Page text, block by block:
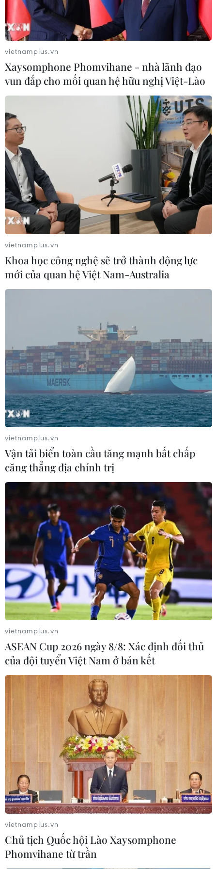
phố sẽ liên kết, kết nối các sàn
thương mại điện tử địa phương
với nhau và với sàn thương mại
điện tử phổ biến.
Kết nối dữ liệu chống thất
thu thuế trong hoạt động
thương mại điện tử
Nhằm đẩy mạnh kết nối phục vụ
phát triển thương mại điện tử, Bộ
trưởng Bộ Tài chính yêu cầu các
Bộ, ngành tập trung đẩy mạnh về
dữ liệu; cụ thể dữ liệu phải bảo
mật, an toàn, “đúng, đủ, sạch,
sống.”
(TTXVN/Vietnam+)
#doanh nghiệp Việt
#người tiêu dùng
#sàn thương mại điện tử
#logistics TP. Hà Nội
Theo dõi VietnamPlus
TIN LIÊN QUAN
Nâng cao chất lượng nguồn nhân lực về
Thương mại Điện tử tại các địa phương
06/05/2024 10:23
Bộ Công Thương phối hợp với các địa phương, sàn
Thương mại Điện tử xuyên biên giới triển khai nhiều
chương trình kết nối Thương mại Điện tử kết hợp đào
tạo, tập huấn tại một số tỉnh, thành phố.
vietnamplus.vn
Xaysomphone Phomvihane - nhà lãnh đạo
vun đắp cho mối quan hệ hữu nghị Việt-Lào
vietnamplus.vn
Khoa học công nghệ sẽ trở thành động lực
mới của quan hệ Việt Nam-Australia
vietnamplus.vn
Vận tải biển toàn cầu tăng mạnh bất chấp
căng thẳng địa chính trị
vietnamplus.vn
ASEAN Cup 2026 ngày 8/8: Xác định đối thủ
của đội tuyển Việt Nam ở bán kết
vietnamplus.vn
Chủ tịch Quốc hội Lào Xaysomphone
Phomvihane từ trần